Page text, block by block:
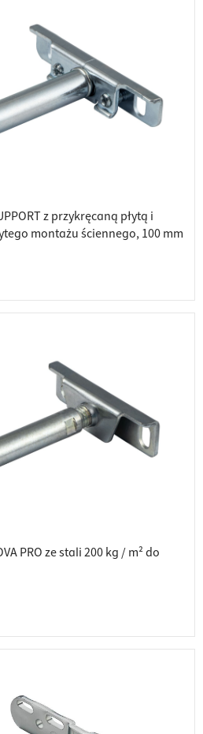
z przykręcaną płytą i
montażu ściennego, 100 mm
PRO ze stali 200 kg / m² do